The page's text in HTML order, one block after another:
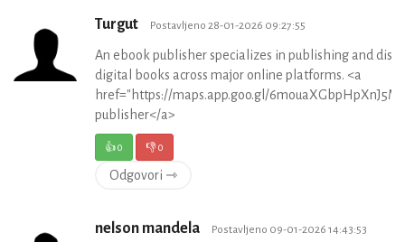
Turgut Postavljeno 28-01-2026 09:27:55
An ebook publisher specializes in publishing and
digital books across major online platforms. <a
href="https://maps.app.goo.gl/
publisher</a>
👍0 👎0
Odgovori ⇾
nelson mandela Postavljeno 09-01-2026 14:43:53